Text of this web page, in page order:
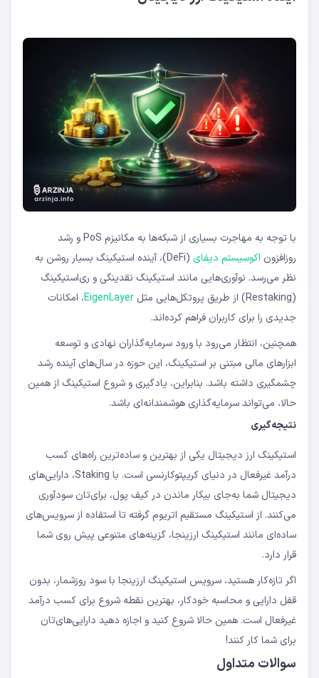
با توجه به مهاجرت بسیاری از شبکه‌ها به مکانیزم PoS و رشد
روزافزون اکوسیستم دیفای
(DeFi)، آینده استیکینگ بسیار روشن به
نظر می‌رسد. نوآوری‌هایی مانند استیکینگ نقدینگی و ری‌استیکینگ
(Restaking) از طریق پروتکل‌هایی مثل
EigenLayer، امکانات
جدیدی را برای کاربران فراهم کرده‌اند.
همچنین، انتظار می‌رود با ورود سرمایه‌گذاران نهادی و توسعه
ابزارهای مالی مبتنی بر استیکینگ، این حوزه در سال‌های آینده رشد
چشمگیری داشته باشد. بنابراین، یادگیری و شروع استیکینگ از همین
حالا، می‌تواند سرمایه‌گذاری هوشمندانه‌ای باشد.
نتیجه‌گیری
استیکینگ ارز دیجیتال یکی از بهترین و ساده‌ترین راه‌های کسب
درآمد غیرفعال در دنیای کریپتوکارنسی است. با Staking، دارایی‌های
دیجیتال شما به‌جای بیکار ماندن در کیف پول، برای‌تان سودآوری
می‌کنند. از استیکینگ مستقیم اتریوم گرفته تا استفاده از سرویس‌های
ساده‌ای مانند استیکینگ ارزینجا، گزینه‌های متنوعی پیش روی شما
قرار دارد.
اگر تازه‌کار هستید، سرویس استیکینگ ارزینجا با سود روزشمار، بدون
قفل دارایی و محاسبه خودکار، بهترین نقطه شروع برای کسب درآمد
غیرفعال است. همین حالا شروع کنید و اجازه دهید دارایی‌های‌تان
برای شما کار کنند!
سوالات متداول